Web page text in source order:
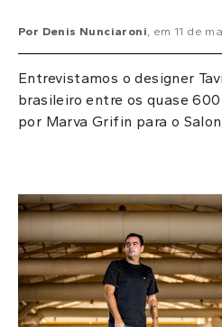
Por Denis Nunciaroni, em 11 de
Entrevistamos o designer
brasileiro entre os quase
por Marva Grifin para o